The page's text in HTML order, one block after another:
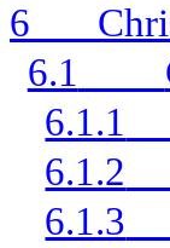
6
6.1
6.1.1
6.1.2
6.1.3